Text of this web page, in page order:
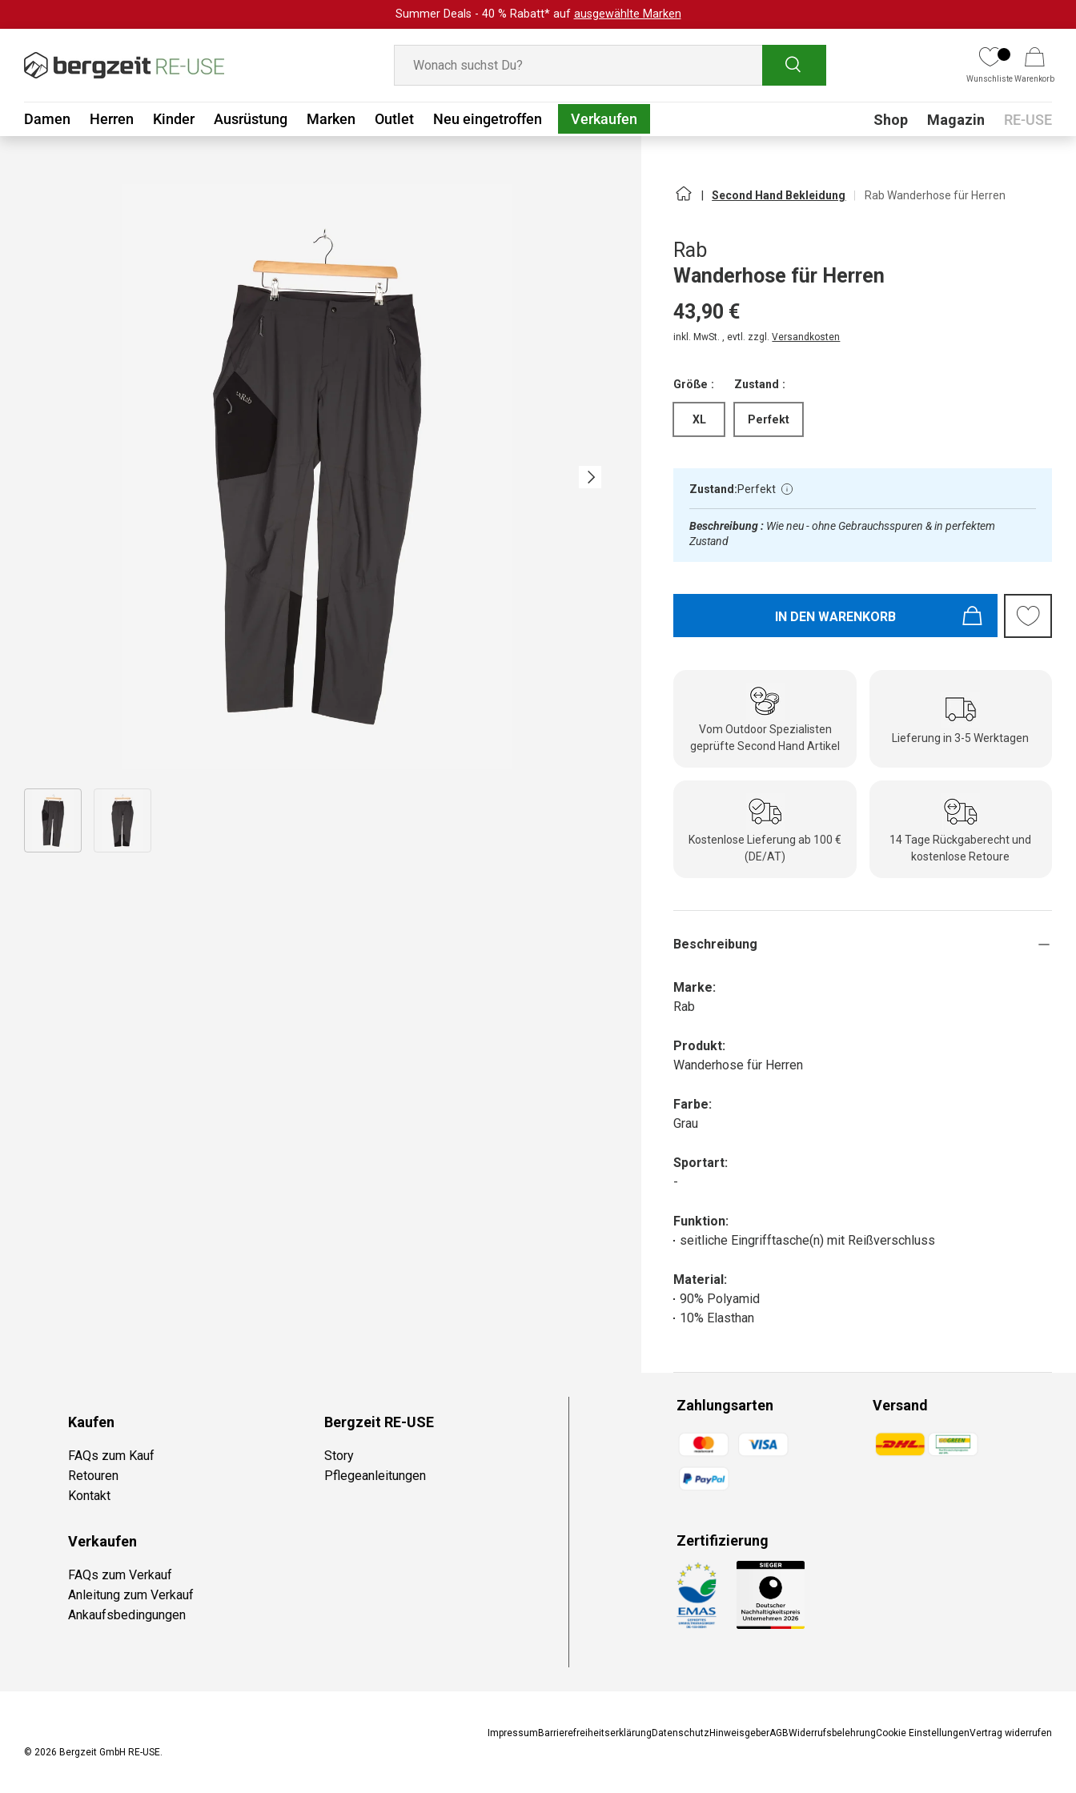
Summer Deals - 40 % Rabatt* auf ausgewählte Marken
Suchen
WunschlisteWarenkorb
Damen Herren Kinder Ausrüstung Marken Outlet Neu eingetroffen Verkaufen Submenu
Shop Magazin RE-USE
Nächste
Bild 1 in Galerieansicht laden
Second Hand Bekleidung Rab Wanderhose für Herren
Rab
Wanderhose für Herren
43,90 €
inkl. MwSt. , evtl. zzgl.Versandkosten
Größe :
XL
Zustand :
Perfekt
Zustand:Perfekt
Beschreibung : Wie neu - ohne Gebrauchsspuren & in perfektem
Zustand
IN DEN WARENKORB
Vom Outdoor Spezialisten
geprüfte Second Hand Artikel
Lieferung in 3-5 Werktagen
Kostenlose Lieferung ab 100 €
(DE/AT)
14 Tage Rückgaberecht und
kostenlose Retoure
Beschreibung
Marke:
Rab
Produkt:
Wanderhose für Herren
Farbe:
Grau
Sportart:
-
Funktion:
seitliche Eingrifftasche(n) mit Reißverschluss
Material:
90% Polyamid
10% Elasthan
Kaufen
FAQs zum Kauf
Retouren
Kontakt
Bergzeit RE-USE
Story
Pflegeanleitungen
Verkaufen
FAQs zum Verkauf
Anleitung zum Verkauf
Ankaufsbedingungen
Zahlungsarten
Zahlungsmethoden
Versand
Zahlungsmethoden
Zertifizierung
Zahlungsmethoden
Impressum Barrierefreiheitserklärung DatenschutzHinweisgeberAGBWiderrufsbelehrungCookie EinstellungenVertrag widerrufen
© 2026 Bergzeit GmbH RE-USE.